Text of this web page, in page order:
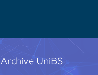
UniBS